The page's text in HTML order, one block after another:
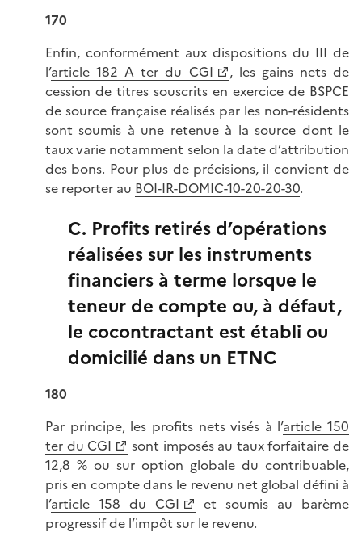
170
Enfin, conformément aux dispositions du III de
l’article 182 A ter du CGI
, les gains nets de
cession de titres souscrits en exercice de BSPCE
de source française réalisés par les non-résidents
sont soumis à une retenue à la source dont le
taux varie notamment selon la date d’attribution
des bons. Pour plus de précisions, il convient de
se reporter au BOI-IR-DOMIC-10-20-20-30.
C. Profits retirés d’opérations
réalisées sur les instruments
financiers à terme lorsque le
teneur de compte ou, à défaut,
le cocontractant est établi ou
domicilié dans un ETNC
180
Par principe, les profits nets visés à l’article 150
ter du CGI
sont imposés au taux forfaitaire de
12,8 % ou sur option globale du contribuable,
pris en compte dans le revenu net global défini à
l’article 158 du CGI
et soumis au barème
progressif de l’impôt sur le revenu.